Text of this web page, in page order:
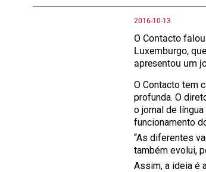
2016-10-13
O Contacto
Luxemburgo,
apresentou um
O Contacto tem
profunda. O
o jornal de
funcionamento
“As diferentes
também evolui,
Assim, a ideia é